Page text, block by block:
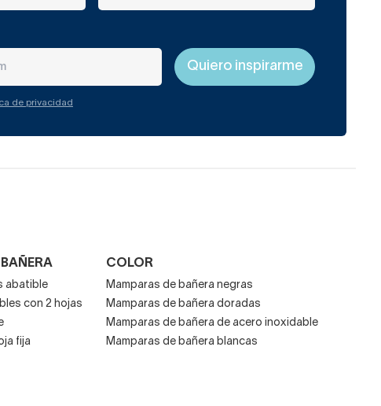
de privacidad
abatible
con 2 hojas
fija
COLOR
Mamparas de bañera negras
Mamparas de bañera doradas
Mamparas de bañera de acero inoxidable
Mamparas de bañera blancas